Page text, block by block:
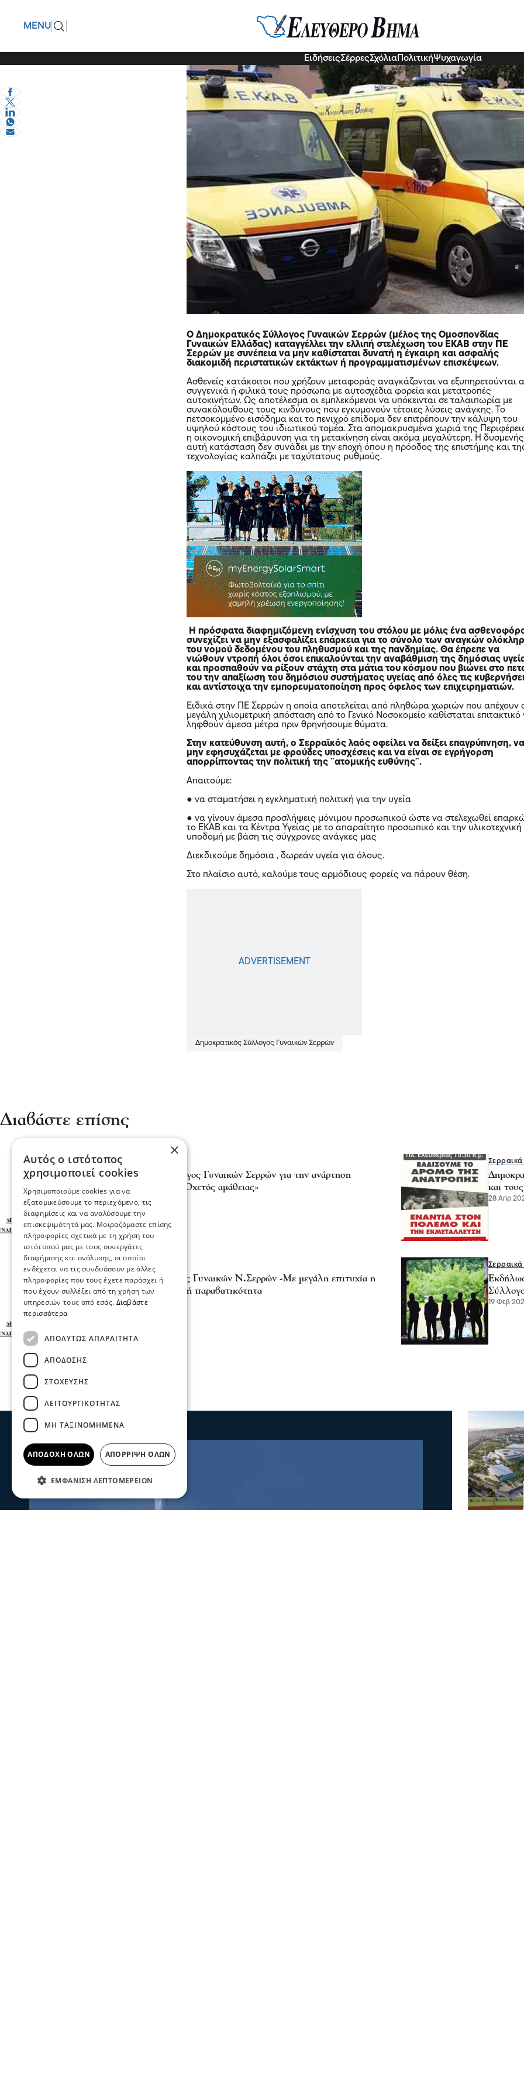
MENU
ΕιδήσειςΣέρρεςΣχόλια ΠολιτικήΨυχαγωγία
Ο Δημοκρατικός Σύλλογος Γυναικών
Ελλιπή τη στελέχωση του ΕΚΑΒ στην
eVima Serres Team17 Νοε 2022, 23:45
Ο Δημοκρατικός Σύλλογος Γυναικών Σερρών (μέλος της Ομοσπονδίας
Γυναικών Ελλάδας) καταγγέλλει την ελλιπή στελέχωση του ΕΚΑΒ στην ΠΕ
Σερρών με συνέπεια να μην καθίσταται δυνατή η έγκαιρη και ασφαλής
διακομιδή περιστατικών εκτάκτων ή προγραμματισμένων επισκέψεων.
Ασθενείς κατάκοιτοι που χρήζουν μεταφοράς αναγκάζονται να εξυπηρετούνται
συγγενικά ή φιλικά τους πρόσωπα με αυτοσχέδια φορεία και μετατροπές
αυτοκινήτων. Ως αποτέλεσμα οι εμπλεκόμενοι να υπόκεινται σε ταλαιπωρία με
συνακόλουθους τους κινδύνους που εγκυμονούν τέτοιες λύσεις ανάγκης. Το
πετσοκομμένο εισόδημα και το πενιχρό επίδομα δεν επιτρέπουν την κάλυψη του
υψηλού κόστους του ιδιωτικού τομέα. Στα απομακρυσμένα χωριά της
η οικονομική επιβάρυνση για τη μετακίνηση είναι ακόμα μεγαλύτερη. Η δυσμενής
αυτή κατάσταση δεν συνάδει με την εποχή όπου η πρόοδος της επιστήμης και
τεχνολογίας καλπάζει με ταχύτατους ρυθμούς.
Η πρόσφατα διαφημιζόμενη ενίσχυση του στόλου με μόλις ένα
συνεχίζει να μην εξασφαλίζει επάρκεια για το σύνολο των αναγκών
του νομού δεδομένου του πληθυσμού και της πανδημίας. Θα έπρεπε να
νιώθουν ντροπή όλοι όσοι επικαλούνται την αναβάθμιση της δημόσιας
και προσπαθούν να ρίξουν στάχτη στα μάτια του κόσμου που βιώνει στο
του την απαξίωση του δημόσιου συστήματος υγείας από όλες τις
και αντίστοιχα την εμπορευματοποίηση προς όφελος των επιχειρηματιών.
Ειδικά στην ΠΕ Σερρών η οποία αποτελείται από πληθώρα χωριών που απέχουν
μεγάλη χιλιομετρική απόσταση από το Γενικό Νοσοκομείο καθίσταται επιτακτικό
ληφθούν άμεσα μέτρα πριν θρηνήσουμε θύματα.
Στην κατεύθυνση αυτή, ο Σερραϊκός λαός οφείλει να δείξει επαγρύπνηση,
μην εφησυχάζεται με φρούδες υποσχέσεις και να είναι σε εγρήγορση
απορρίπτοντας την πολιτική της ¨ατομικής ευθύνης¨.
Απαιτούμε:
● να σταματήσει η εγκληματική πολιτική για την υγεία
● να γίνουν άμεσα προσλήψεις μόνιμου προσωπικού ώστε να στελεχωθεί
το ΕΚΑΒ και τα Κέντρα Υγείας με το απαραίτητο προσωπικό και την υλικοτεχνική
υποδομή με βάση τις σύγχρονες ανάγκες μας
Διεκδικούμε δημόσια , δωρεάν υγεία για όλους.
Στο πλαίσιο αυτό, καλούμε τους αρμόδιους φορείς να πάρουν θέση.
Δημοκρατικός Σύλλογος Γυναικών Σερρών
Διαβάστε επίσης
Σερραικά Νέα
Ο Δημοκρατικός Σύλλογος Γυναικών Σερρών για την ανάρτηση
Σερραίας “influencer” «Οχετός αμάθειας»
23 Ιου 2026, 22:22
και
28 Απρ
Σερραικά Νέα
Δημοκρατικός Σύλλογος Γυναικών Ν.Σερρών -Με μεγάλη επιτυχία η
εκδήλωση για τη νεανική παραβατικότητα
05 Μαρ 2026, 19:34 19 Φεβ
×
Αυτός ο ιστότοπος
χρησιμοποιεί cookies
Χρησιμοποιούμε cookies για να
εξατομικεύσουμε το περιεχόμενο, τις
διαφημίσεις και να αναλύσουμε την
επισκεψιμότητά μας. Μοιραζόμαστε επίσης
πληροφορίες σχετικά με τη χρήση του
ιστότοπού μας με τους συνεργάτες
διαφήμισης και ανάλυσης, οι οποίοι
ενδέχεται να τις συνδυάσουν με άλλες
πληροφορίες που τους έχετε παράσχει ή
που έχουν συλλέξει από τη χρήση των
υπηρεσιών τους από εσάς. Διαβάστε
περισσότερα
ΑΠΟΛΎΤΩΣ ΑΠΑΡΑΊΤΗΤΑ
ΑΠΌΔΟΣΗΣ
ΣΤΌΧΕΥΣΗΣ
ΛΕΙΤΟΥΡΓΙΚΌΤΗΤΑΣ
ΜΗ ΤΑΞΙΝΟΜΗΜΈΝΑ
ΑΠΟΔΟΧΉ ΌΛΩΝ ΑΠΌΡΡΙΨΗ ΌΛΩΝ
ΕΜΦΆΝΙΣΗ ΛΕΠΤΟΜΕΡΕΙΏΝ